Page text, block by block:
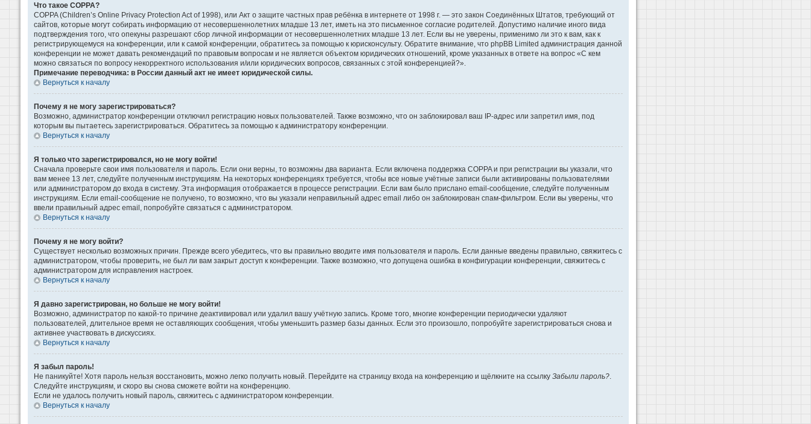
Что такое COPPA?
COPPA (Children’s Online Privacy Protection Act of 1998), или Акт о защите частных прав ребёнка в интернете от 1998 г. — это закон Соединённых Штатов, требующий от
сайтов, которые могут собирать информацию от несовершеннолетних младше 13 лет, иметь на это письменное согласие родителей. Допустимо наличие иного вида
подтверждения того, что опекуны разрешают сбор личной информации от несовершеннолетних младше 13 лет. Если вы не уверены, применимо ли это к вам, как к
регистрирующемуся на конференции, или к самой конференции, обратитесь за помощью к юрисконсульту. Обратите внимание, что phpBB Limited администрация данной
конференции не может давать рекомендаций по правовым вопросам и не является объектом юридических отношений, кроме указанных в ответе на вопрос «С кем
можно связаться по вопросу некорректного использования и/или юридических вопросов, связанных с этой конференцией?».
Примечание переводчика: в России данный акт не имеет юридической силы.
Вернуться к началу
Почему я не могу зарегистрироваться?
Возможно, администратор конференции отключил регистрацию новых пользователей. Также возможно, что он заблокировал ваш IP-адрес или запретил имя, под
которым вы пытаетесь зарегистрироваться. Обратитесь за помощью к администратору конференции.
Вернуться к началу
Я только что зарегистрировался, но не могу войти!
Сначала проверьте свои имя пользователя и пароль. Если они верны, то возможны два варианта. Если включена поддержка COPPA и при регистрации вы указали, что
вам менее 13 лет, следуйте полученным инструкциям. На некоторых конференциях требуется, чтобы все новые учётные записи были активированы пользователями
или администратором до входа в систему. Эта информация отображается в процессе регистрации. Если вам было прислано email-сообщение, следуйте полученным
инструкциям. Если email-сообщение не получено, то возможно, что вы указали неправильный адрес email либо он заблокирован спам-фильтром. Если вы уверены, что
ввели правильный адрес email, попробуйте связаться с администратором.
Вернуться к началу
Почему я не могу войти?
Существует несколько возможных причин. Прежде всего убедитесь, что вы правильно вводите имя пользователя и пароль. Если данные введены правильно, свяжитесь с
администратором, чтобы проверить, не был ли вам закрыт доступ к конференции. Также возможно, что допущена ошибка в конфигурации конференции, свяжитесь с
администратором для исправления настроек.
Вернуться к началу
Я давно зарегистрирован, но больше не могу войти!
Возможно, администратор по какой-то причине деактивировал или удалил вашу учётную запись. Кроме того, многие конференции периодически удаляют
пользователей, длительное время не оставляющих сообщения, чтобы уменьшить размер базы данных. Если это произошло, попробуйте зарегистрироваться снова и
активнее участвовать в дискуссиях.
Вернуться к началу
Я забыл пароль!
Не паникуйте! Хотя пароль нельзя восстановить, можно легко получить новый. Перейдите на страницу входа на конференцию и щёлкните на ссылку Забыли пароль?
Следуйте инструкциям, и скоро вы снова сможете войти на конференцию.
Если не удалось получить новый пароль, свяжитесь с администратором конференции.
Вернуться к началу